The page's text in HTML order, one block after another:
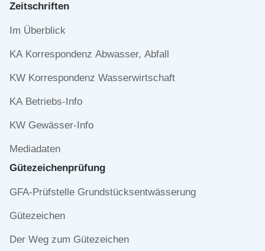
Zeitschriften
Navigation
Im Überblick
KA Korrespondenz Abwasser, Abfall
KW Korrespondenz Wasserwirtschaft
KA Betriebs-Info
KW Gewässer-Info
Mediadaten
Gütezeichen­prüfung
Navigation
GFA-Prüfstelle Grundstücksentwässerung
Gütezeichen
Der Weg zum Gütezeichen